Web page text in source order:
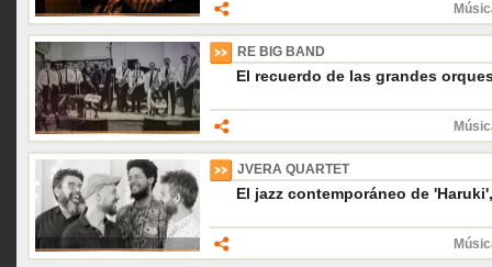
RE BIG BAND
El recuerdo de las grandes
JVERA QUARTET
El jazz contemporáneo de